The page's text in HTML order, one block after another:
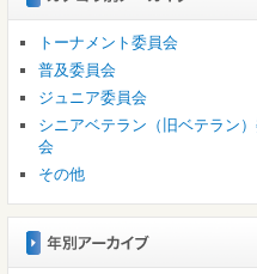
トーナメント委員会
普及委員会
ジュニア委員会
シニアベテラン（旧ベテラン
会
その他